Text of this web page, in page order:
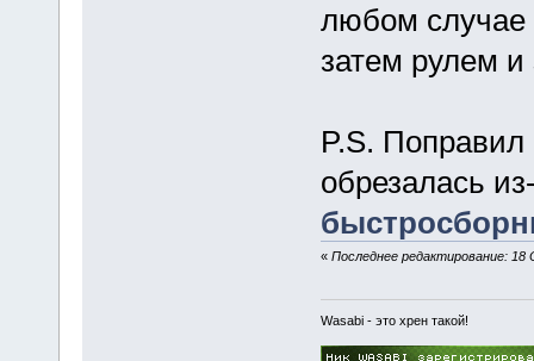
любом случае
затем рулем
P.S.
обрезалась
« Последнее редактирование: 18
Wasabi - это хрен такой!